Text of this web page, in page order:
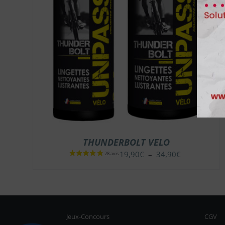
THUNDERBOLT VELO
19,90€ – 34,90€Plage
à
Jeux-Concours CGV